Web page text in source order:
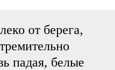
от берега,
падая, белые